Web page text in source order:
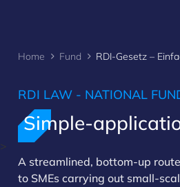
>
Home Fund
RDI LAW - NATIONAL
Simple-
A streamlined, bottom-up
to SMEs carrying out small-